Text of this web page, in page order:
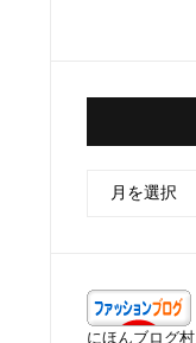
にほんブログ村